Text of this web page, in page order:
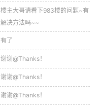
楼主大哥请看下983楼的问题~有
解决方法吗~~
有了
谢谢@Thanks！
谢谢@Thanks！
谢谢@Thanks！